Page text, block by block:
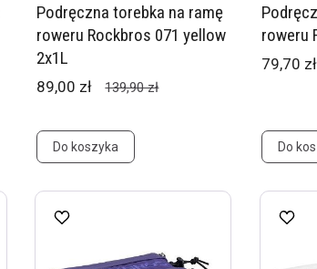
Podręczna torebka na ramę
roweru Rockbros 071 yellow
2x1L
89,00 zł 139,90 zł
Do koszyka
roweru
79,70 zł
Do